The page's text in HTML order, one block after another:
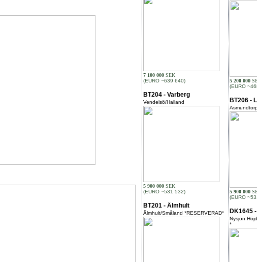
7 100 000SEK
(EURO ~639 640)
BT204 - Varberg
Vendelsö/Halland
5 900 000SEK
(EURO ~531 532)
BT201 - Älmhult
Älmhult/Småland *RESERVERAD*
5 200 000
(EURO
BT206 -
5 900 000
(EURO
DK1645
Nysjön
*